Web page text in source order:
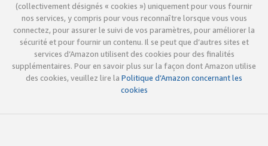
(collectivement désignés « cookies ») uniquement pour vous fournir
nos services, y compris pour vous reconnaître lorsque vous vous
connectez, pour assurer le suivi de vos paramètres, pour améliorer la
sécurité et pour fournir un contenu. Il se peut que d’autres sites et
services d’Amazon utilisent des cookies pour des finalités
supplémentaires. Pour en savoir plus sur la façon dont Amazon utilise
des cookies, veuillez lire la Politique d’Amazon concernant les
cookies